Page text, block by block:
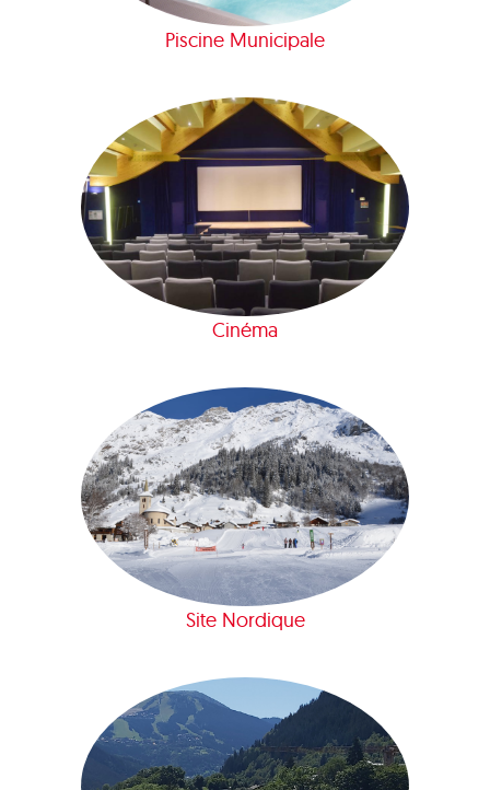
Piscine Municipale
Cinéma
Site Nordique